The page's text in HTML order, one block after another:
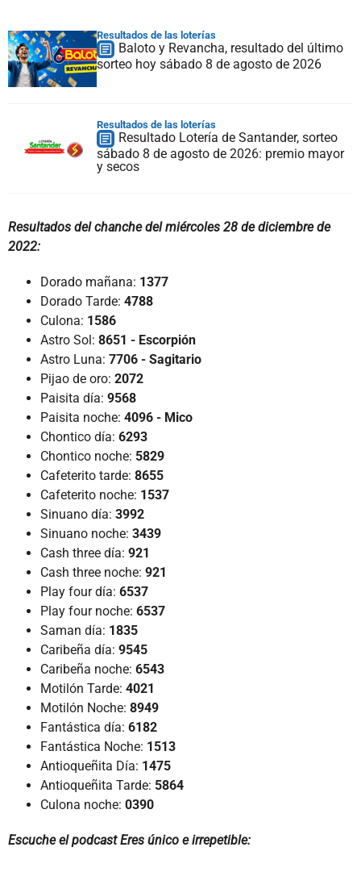
Resultados de las loterías
Baloto y Revancha, resultado del último
sorteo hoy sábado 8 de agosto de 2026
Resultados de las loterías
Resultado Lotería de Santander, sorteo
sábado 8 de agosto de 2026: premio mayor
y secos
Resultados del chanche del miércoles 28 de diciembre de
2022:
Dorado mañana: 1377
Dorado Tarde: 4788
Culona: 1586
Astro Sol: 8651 - Escorpión
Astro Luna: 7706 - Sagitario
Pijao de oro: 2072
Paisita día: 9568
Paisita noche: 4096 - Mico
Chontico día: 6293
Chontico noche: 5829
Cafeterito tarde: 8655
Cafeterito noche: 1537
Sinuano día: 3992
Sinuano noche: 3439
Cash three día: 921
Cash three noche: 921
Play four día: 6537
Play four noche: 6537
Saman día: 1835
Caribeña día: 9545
Caribeña noche: 6543
Motilón Tarde: 4021
Motilón Noche: 8949
Fantástica día: 6182
Fantástica Noche: 1513
Antioqueñita Día: 1475
Antioqueñita Tarde: 5864
Culona noche: 0390
Escuche el podcast Eres único e irrepetible: